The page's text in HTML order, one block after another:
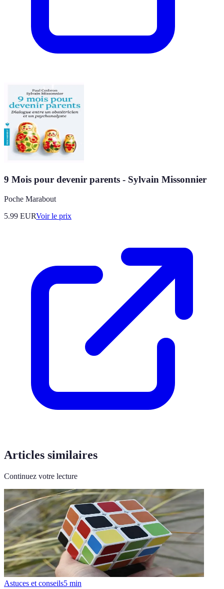
9 Mois pour devenir parents - Sylvain Missonnier
Poche Marabout
5.99 EURVoir le prix
Articles similaires
Continuez votre lecture
Astuces et conseils5 min